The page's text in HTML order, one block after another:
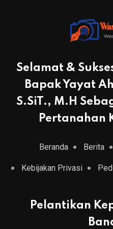
Selamat &
Bapak Yayat
S.SiT., M.H
Pertanahan
Beranda Berita
Kebijakan Privasi
Pelantikan